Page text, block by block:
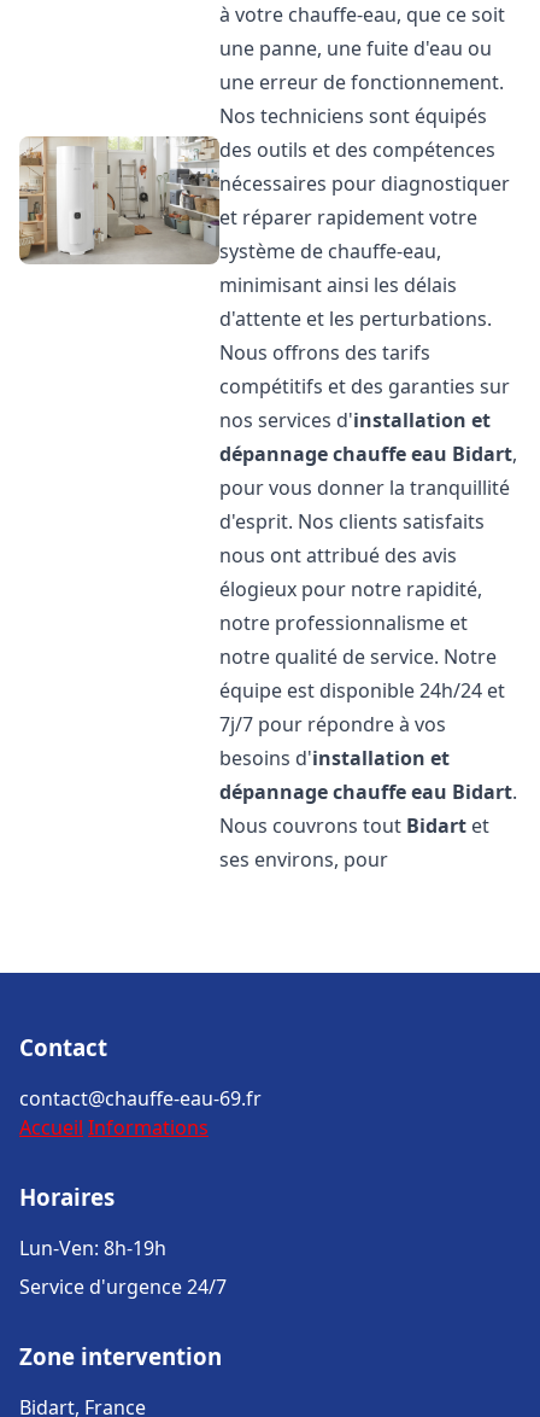
à votre chauffe-eau, que ce soit
une panne, une fuite d'eau ou
une erreur de fonctionnement.
Nos techniciens sont équipés
des outils et des compétences
nécessaires pour diagnostiquer
et réparer rapidement votre
système de chauffe-eau,
minimisant ainsi les délais
d'attente et les perturbations.
Nous offrons des tarifs
compétitifs et des garanties sur
nos services d'installation et
dépannage chauffe eau Bidart,
pour vous donner la tranquillité
d'esprit. Nos clients satisfaits
nous ont attribué des avis
élogieux pour notre rapidité,
notre professionnalisme et
notre qualité de service. Notre
équipe est disponible 24h/24 et
7j/7 pour répondre à vos
besoins d'installation et
dépannage chauffe eau Bidart.
Nous couvrons tout Bidart et
ses environs, pour
Contact
contact@chauffe-eau-69.fr
Accueil Informations
Horaires
Lun-Ven: 8h-19h
Service d'urgence 24/7
Zone intervention
Bidart, France